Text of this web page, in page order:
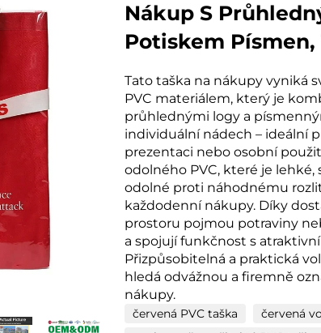
Nákup S
Potiskem Písmen,
Tato taška na nákupy vyniká
PVC materiálem, který je
průhlednými logy a
individuální nádech – ideální
prezentaci nebo osobní
odolného PVC, které je lehké,
odolné proti náhodnému
každodenní nákupy. Díky
prostoru pojmou potraviny
a spojují funkčnost s
Přizpůsobitelná a praktická
hledá odvážnou a firemně
nákupy.
červená PVC taška
červená